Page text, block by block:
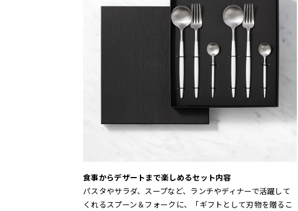
食事からデザートまで楽しめるセット内容
パスタやサラダ、スープなど、ランチやディナーで活躍して
くれるスプーン＆フォークに、「ギフトとして刃物を贈るこ